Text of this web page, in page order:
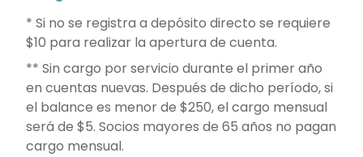
* Si no se registra a depósito directo se requiere
$10 para realizar la apertura de cuenta.
** Sin cargo por servicio durante el primer año
en cuentas nuevas. Después de dicho período, si
el balance es menor de $250, el cargo mensual
será de $5. Socios mayores de 65 años no pagan
cargo mensual.